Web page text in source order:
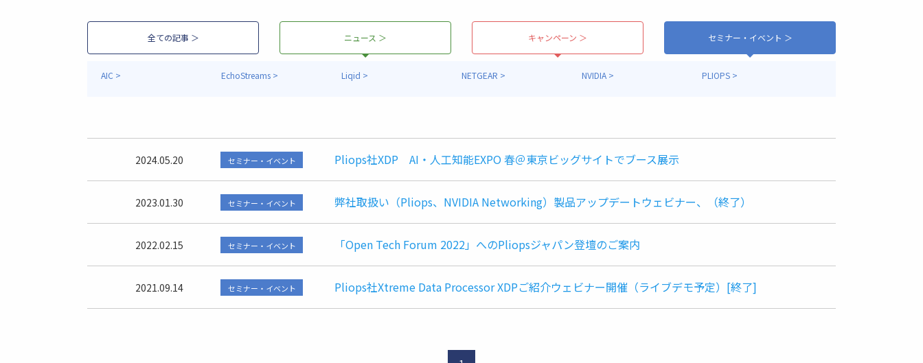
全ての記事 ＞ ニュース ＞ キャンペーン ＞ セミナー・イベント ＞
AIC > EchoStreams > Liqid > NETGEAR > NVIDIA > PLIOPS >
2024.05.20 セミナー・イベント Pliops社XDP AI・人工知能EXPO 春＠東京ビッグサイトでブース展示
2023.01.30 セミナー・イベント 弊社取扱い（Pliops、NVIDIA Networking）製品アップデートウェビナー、（終了）
2022.02.15 セミナー・イベント 「Open Tech Forum 2022」へのPliopsジャパン登壇のご案内
2021.09.14 セミナー・イベント Pliops社Xtreme Data Processor XDPご紹介ウェビナー開催（ライブデモ予定）[終了]